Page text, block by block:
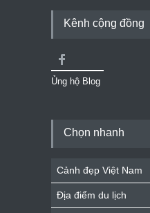
Kênh cộng đồng
Ủng hộ Blog
Chọn nhanh
Cảnh đẹp Việt Nam
Địa điểm du lịch